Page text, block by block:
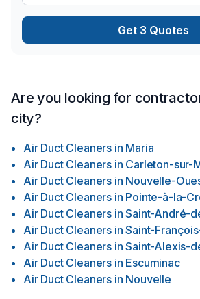
Get 3 Quotes
Are you looking for
city?
Air Duct Cleaners in Maria
Air Duct Cleaners in Carleton-sur-
Air Duct Cleaners in Nouvelle-
Air Duct Cleaners in Pointe-à-la-
Air Duct Cleaners in Saint-André-
Air Duct Cleaners in Saint-
Air Duct Cleaners in Saint-Alexis-
Air Duct Cleaners in Escuminac
Air Duct Cleaners in Nouvelle